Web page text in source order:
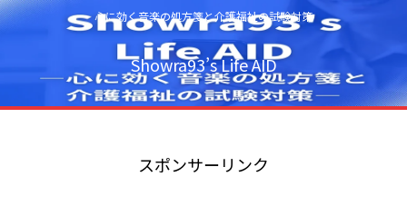
心に効く音楽の処方箋と介護福祉の試験対策
Showra93’s Life AID
スポンサーリンク